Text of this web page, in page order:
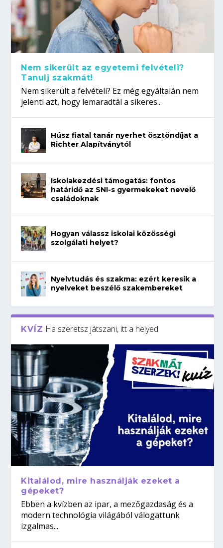
Nem sikerült az egyetemi felvételi?
Tanulj szakmát!
Nem sikerült a felvételi? Ez még egyáltalán nem
jelenti azt, hogy lemaradtál a sikeres...
Húsz fiatal tanár nyerhet ösztöndíjat a
Richter Alapítványtól
Iskolakezdési támogatás: fontos
határidő az SNI-s gyermekeket nevelő
családoknak
Hogyan válassz iskolai közösségi
szolgálati helyet?
Nyelvtudás és szakma: ezért keresik a
nyelveket beszélő szakembereket
KVÍZ Ha szeretsz játszani, itt a helyed
Kitalálod, mire használják ezeket a
gépeket?
Ebben a kvízben az ipar, a mezőgazdaság és a
modern technológia világából válogattunk
izgalmas...